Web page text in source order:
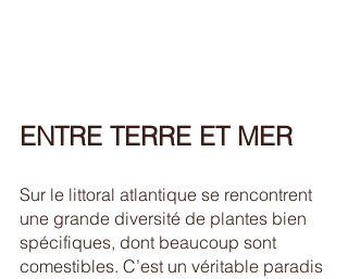
ENTRE TERRE ET MER
Sur le littoral atlantique se rencontrent
une grande diversité de plantes bien
spécifiques, dont beaucoup sont
comestibles. C’est un véritable paradis